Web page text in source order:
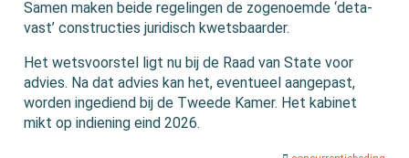
Samen maken beide regelingen de zogenoemde ‘deta-
vast’ constructies juridisch kwetsbaarder.
Het wetsvoorstel ligt nu bij de Raad van State voor
advies. Na dat advies kan het, eventueel aangepast,
worden ingediend bij de Tweede Kamer. Het kabinet
mikt op indiening eind 2026.